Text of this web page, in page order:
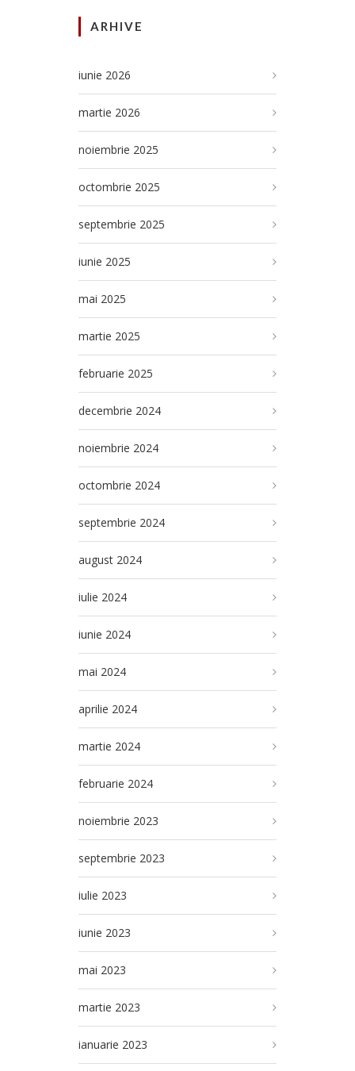
ARHIVE
iunie 2026
martie 2026
noiembrie 2025
octombrie 2025
septembrie 2025
iunie 2025
mai 2025
martie 2025
februarie 2025
decembrie 2024
noiembrie 2024
octombrie 2024
septembrie 2024
august 2024
iulie 2024
iunie 2024
mai 2024
aprilie 2024
martie 2024
februarie 2024
noiembrie 2023
septembrie 2023
iulie 2023
iunie 2023
mai 2023
martie 2023
ianuarie 2023